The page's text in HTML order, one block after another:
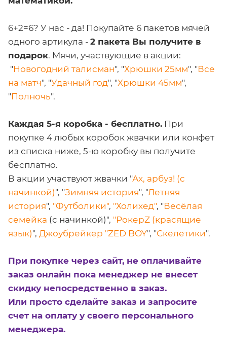
6+2=6? У нас - да! Покупайте 6 пакетов мячей
одного артикула - 2 пакета Вы получите в
подарок. Мячи, участвующие в акции:
"Новогодний талисман", "Хрюшки 25мм", "Все
на матч", "Удачный год", "Хрюшки 45мм",
"Полночь".
Каждая 5-я коробка - бесплатно. При
покупке 4 любых коробок жвачки или конфет
из списка ниже, 5-ю коробку вы получите
бесплатно.
В акции участвуют жвачки "Ах, арбуз! (c
начинкой)", "Зимняя история", "Летняя
история", "Футболики", "Холихед", "Весёлая
семейка (с начинкой)", "РокерZ (красящие
язык)", Джоубрейкер "ZED BOY", "Скелетики".
При покупке через сайт, не оплачивайте
заказ онлайн пока менеджер не внесет
скидку непосредственно в заказ.
Или просто сделайте заказ и запросите
счет на оплату у своего персонального
менеджера.